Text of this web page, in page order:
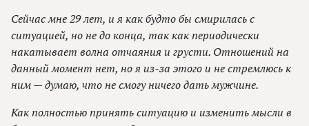
Сейчас мне 29 лет, и я как будто бы смирилась с
ситуацией, но не до конца, так как периодически
накатывает волна отчаяния и грусти. Отношений на
данный момент нет, но я из-за этого и не стремлюсь к
ним — думаю, что не смогу ничего дать мужчине.
Как полностью принять ситуацию и изменить мысли в